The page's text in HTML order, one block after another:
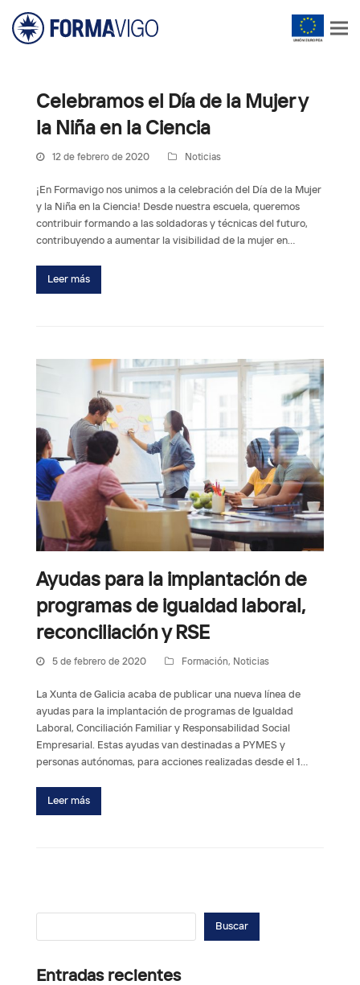
Celebramos el Día de la Mujer y
la Niña en la Ciencia
12 de febrero de 2020 Noticias
¡En Formavigo nos unimos a la celebración del Día de la Mujer
y la Niña en la Ciencia! Desde nuestra escuela, queremos
contribuir formando a las soldadoras y técnicas del futuro,
contribuyendo a aumentar la visibilidad de la mujer en…
Leer más
Ayudas para la implantación de
programas de igualdad laboral,
reconciliación y RSE
5 de febrero de 2020 Formación, Noticias
La Xunta de Galicia acaba de publicar una nueva línea de
ayudas para la implantación de programas de Igualdad
Laboral, Conciliación Familiar y Responsabilidad Social
Empresarial. Estas ayudas van destinadas a PYMES y
personas autónomas, para acciones realizadas desde el 1…
Leer más
Buscar
Entradas recientes